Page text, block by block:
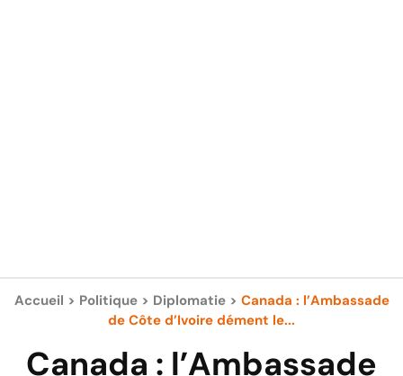
Accueil > Politique> Diplomatie> Canada : l’Ambassade
de Côte d’Ivoire dément le...
Canada : l’Ambassade